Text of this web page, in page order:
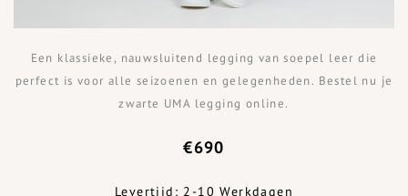
Een klassieke, nauwsluitend legging van soepel leer die
perfect is voor alle seizoenen en gelegenheden. Bestel nu je
zwarte UMA legging online.
€690
Levertijd: 2-10 Werkdagen